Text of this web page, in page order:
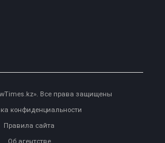
Все права защищены
конфиденциальности
Правила сайта